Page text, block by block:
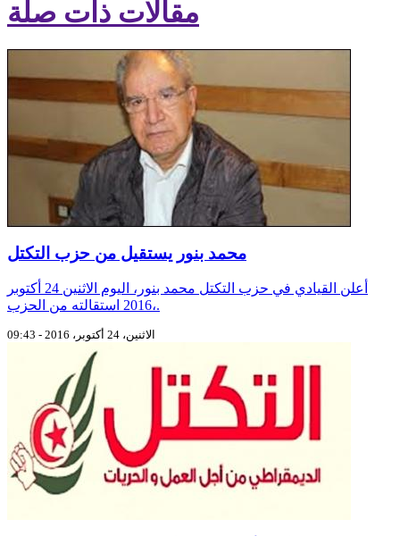
مقالات ذات صلة
محمد بنور يستقيل من حزب التكتل
أعلن القيادي في حزب التكتل محمد بنور، اليوم الاثنين 24 أكتوبر
،2016 استقالته من الحزب.
الاثنين، 24 أكتوبر، 2016 - 09:43